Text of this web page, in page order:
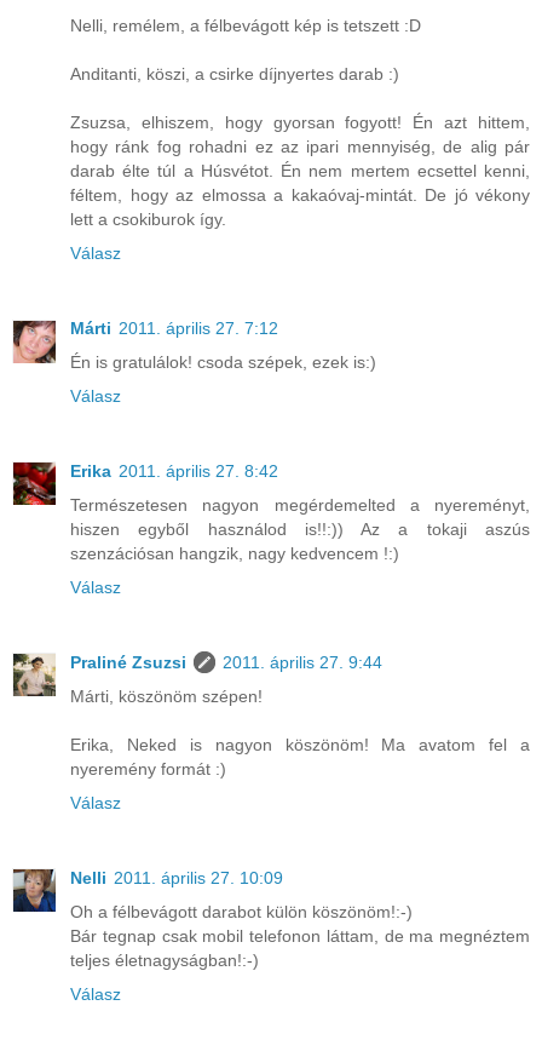
Nelli, remélem, a félbevágott kép is tetszett :D
Anditanti, köszi, a csirke díjnyertes darab :)
Zsuzsa, elhiszem, hogy gyorsan fogyott! Én azt hittem,
hogy ránk fog rohadni ez az ipari mennyiség, de alig pár
darab élte túl a Húsvétot. Én nem mertem ecsettel kenni,
féltem, hogy az elmossa a kakaóvaj-mintát. De jó vékony
lett a csokiburok így.
Válasz
Márti 2011. április 27. 7:12
Én is gratulálok! csoda szépek, ezek is:)
Válasz
Erika 2011. április 27. 8:42
Természetesen nagyon megérdemelted a nyereményt,
hiszen egyből használod is!!:)) Az a tokaji aszús
szenzációsan hangzik, nagy kedvencem !:)
Válasz
Praliné Zsuzsi
2011. április 27. 9:44
Márti, köszönöm szépen!
Erika, Neked is nagyon köszönöm! Ma avatom fel a
nyeremény formát :)
Válasz
Nelli 2011. április 27. 10:09
Oh a félbevágott darabot külön köszönöm!:-)
Bár tegnap csak mobil telefonon láttam, de ma megnéztem
teljes életnagyságban!:-)
Válasz